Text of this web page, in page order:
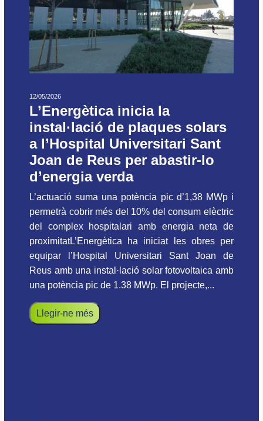
12/05/2026
L’Energètica inicia la
instal·lació de plaques solars
a l’Hospital Universitari Sant
Joan de Reus per abastir-lo
d’energia verda
L’actuació suma una potència pic d’1,38 MWp i
permetrà cobrir més del 10% del consum elèctric
del complex hospitalari amb energia neta de
proximitatL’Energètica ha iniciat les obres per
equipar l’Hospital Universitari Sant Joan de
Reus amb una instal·lació solar fotovoltaica amb
una potència pic de 1.38 MWp. El projecte,...
Llegir-ne més